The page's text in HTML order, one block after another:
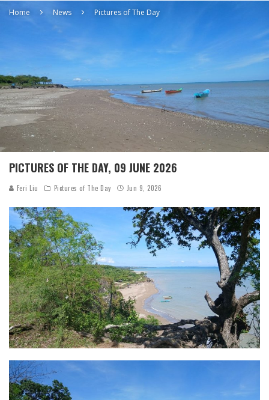
Home News Pictures of The Day
PICTURES OF THE DAY, 09 JUNE 2026
Feri Liu Pictures of The Day Jun 9, 2026